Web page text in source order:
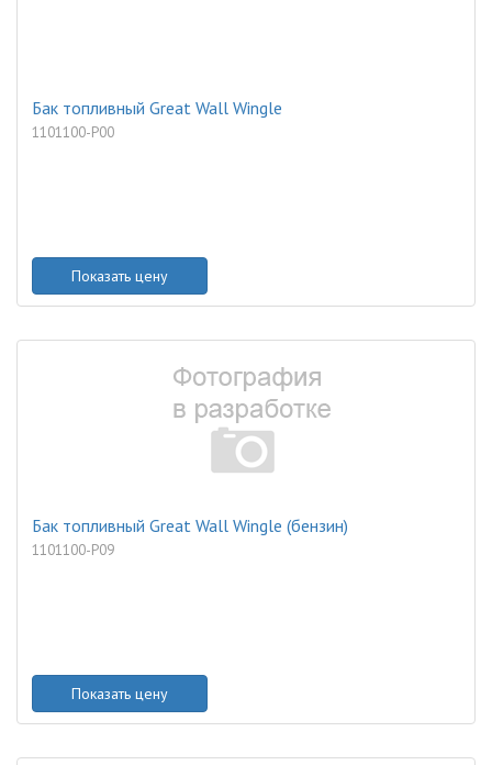
Бак топливный Great Wall Wingle
1101100-P00
Показать цену
Бак топливный Great Wall Wingle (бензин)
1101100-P09
Показать цену